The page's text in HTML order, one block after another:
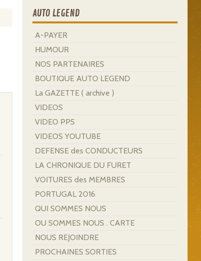
AUTO LEGEND
A-PAYER
HUMOUR
NOS PARTENAIRES
BOUTIQUE AUTO LEGEND
La GAZETTE ( archive )
VIDEOS
VIDEO PPS
VIDEOS YOUTUBE
DEFENSE des CONDUCTEURS
LA CHRONIQUE DU FURET
VOITURES des MEMBRES
PORTUGAL 2016
QUI SOMMES NOUS
OU SOMMES NOUS . CARTE
NOUS REJOINDRE
PROCHAINES SORTIES